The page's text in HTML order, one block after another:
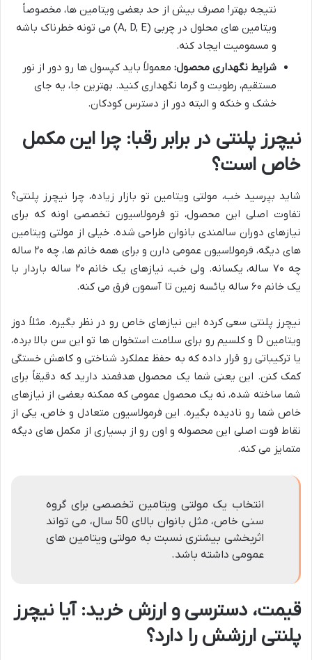
نتیجه بهتر! مصرف بیش از حد بعضی ویتامین ها، مخصوصاً
ویتامین های محلول در چربی (A, D, E) می تونه خطرناک باشه
و مسمومیت ایجاد کنه.
شرایط نگهداری محصول: معمولاً باید کپسول ها رو دور از نور
مستقیم، رطوبت و گرما نگهداری کنید. بهترین جا، یه جای
خشک و خنکه و البته دور از دسترس کودکان.
نیچرز پلنتی در برابر رقبا: چرا این مکمل
خاص است؟
شاید بپرسید خب، مولتی ویتامین تو بازار زیاده، چرا نیچرز پلنتی؟
تفاوت اصلی این محصول، تو فرمولاسیون تخصصی اونه که برای
نیازهای دوران سالمندی بانوان طراحی شده. خیلی از مولتی ویتامین
های دیگه، فرمولاسیون عمومی دارن و برای همه خانم ها، چه ۲۰ ساله
چه ۷۰ ساله، یکسانه. ولی خب، نیازهای یک خانم ۲۰ ساله باردار با
یک خانم ۶۰ ساله یائسه زمین تا آسمون فرق می کنه.
نیچرز پلنتی سعی کرده این نیازهای خاص رو در نظر بگیره. مثلاً دوز
ویتامین D و کلسیم رو برای سلامت استخوان ها تو این سن بالا برده،
یا ترکیباتی رو قرار داده که به حفظ عملکرد شناختی و کاهش خستگی
کمک کنن. این یعنی شما یک محصول هدفمند دارید که دقیقاً برای
شما ساخته شده، نه یک محصول عمومی که ممکنه بعضی از نیازهای
خاص شما رو نادیده بگیره. این فرمولاسیون متعادل و خاص، یکی از
نقاط قوت اصلی این محصوله و اون رو از بسیاری از مکمل های دیگه
متمایز می کنه.
انتخاب یک مولتی ویتامین تخصصی برای گروه
سنی خاص، مثل بانوان بالای 50 سال، می تواند
اثربخشی بیشتری نسبت به مولتی ویتامین های
عمومی داشته باشد.
قیمت، دسترسی و ارزش خرید: آیا نیچرز
پلنتی ارزشش را دارد؟